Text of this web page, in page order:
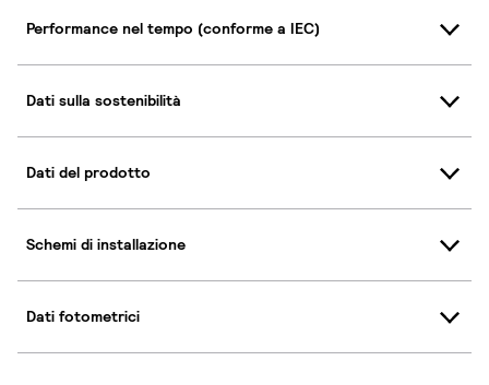
Performance nel tempo (conforme a IEC)
Dati sulla sostenibilità
Dati del prodotto
Schemi di installazione
Dati fotometrici